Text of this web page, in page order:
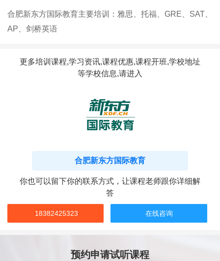
合肥新东方国际教育主要培训：雅思、托福、GRE、SAT、
AP、剑桥英语
更多培训课程,学习资讯,课程优惠,课程开班,学校地址
等学校信息,请进入
合肥新东方国际教育
你也可以留下你的联系方式，让课程老师跟你详细解
答
18382425323 在线咨询
预约申请试听课程